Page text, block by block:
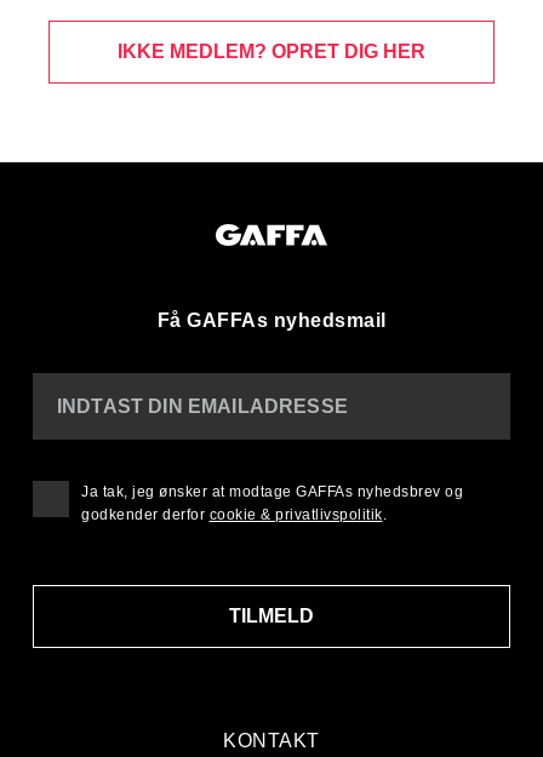
IKKE MEDLEM? OPRET DIG HER
Få GAFFAs nyhedsmail
KONTAKT
INDTAST DIN EMAILADRESSE
TILMELD
Ja tak, jeg ønsker at modtage GAFFAs nyhedsbrev og
godkender derfor cookie & privatlivspolitik